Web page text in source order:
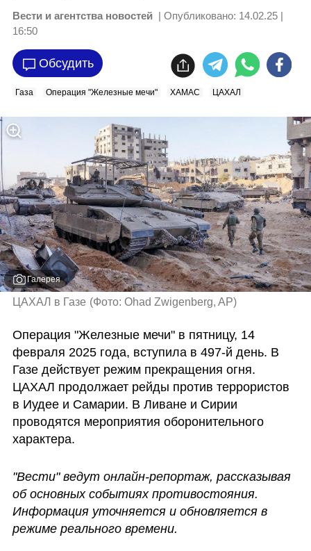
Вести и агентства новостей | Опубликовано: 14.02.25 |
16:50
Обсудить
Газа Операция "Железные мечи" ХАМАС ЦАХАЛ
Галерея
ЦАХАЛ в Газе (Фото: Ohad Zwigenberg, AP)
Операция "Железные мечи" в пятницу, 14
февраля 2025 года, вступила в 497-й день. В
Газе действует режим прекращения огня.
ЦАХАЛ продолжает рейды против террористов
в Иудее и Самарии. В Ливане и Сирии
проводятся мероприятия оборонительного
характера.
"Вести" ведут онлайн-репортаж, рассказывая
об основных событиях противостояния.
Информация уточняется и обновляется в
режиме реального времени.